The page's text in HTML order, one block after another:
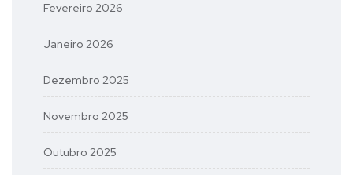
Fevereiro 2026
Janeiro 2026
Dezembro 2025
Novembro 2025
Outubro 2025